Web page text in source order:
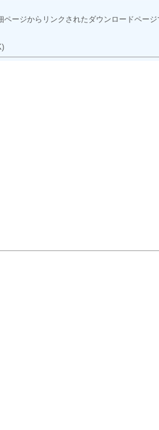
ージからリンクされたダウンロードペー